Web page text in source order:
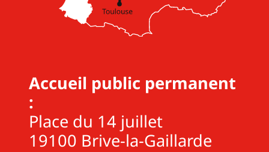
Accueil public permanent
:
Place du 14 juillet
19100 Brive-la-Gaillarde